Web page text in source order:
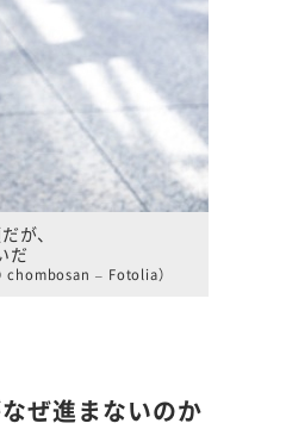
が、
だ
chombosan – Fotolia）
ぜ進まないのか